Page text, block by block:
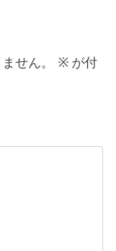
せん。 ※が付